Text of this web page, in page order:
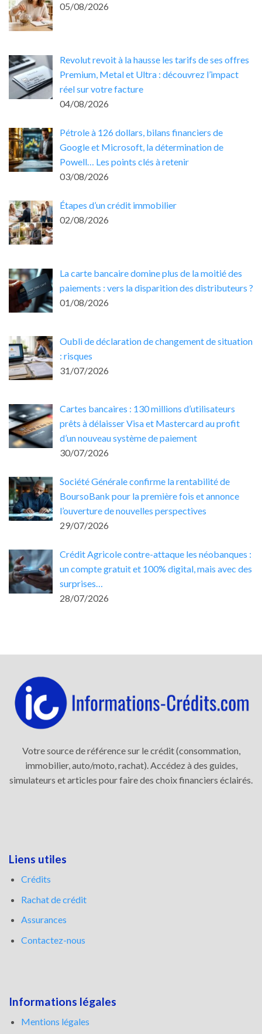
05/08/2026
Revolut revoit à la hausse les tarifs de ses offres
Premium, Metal et Ultra : découvrez l’impact
réel sur votre facture
04/08/2026
Pétrole à 126 dollars, bilans financiers de
Google et Microsoft, la détermination de
Powell… Les points clés à retenir
03/08/2026
Étapes d’un crédit immobilier
02/08/2026
La carte bancaire domine plus de la moitié des
paiements : vers la disparition des distributeurs ?
01/08/2026
Oubli de déclaration de changement de situation
: risques
31/07/2026
Cartes bancaires : 130 millions d’utilisateurs
prêts à délaisser Visa et Mastercard au profit
d’un nouveau système de paiement
30/07/2026
Société Générale confirme la rentabilité de
BoursoBank pour la première fois et annonce
l’ouverture de nouvelles perspectives
29/07/2026
Crédit Agricole contre-attaque les néobanques :
un compte gratuit et 100% digital, mais avec des
surprises…
28/07/2026
Votre source de référence sur le crédit (consommation,
immobilier, auto/moto, rachat). Accédez à des guides,
simulateurs et articles pour faire des choix financiers éclairés.
Liens utiles
Crédits
Rachat de crédit
Assurances
Contactez-nous
Informations légales
Mentions légales